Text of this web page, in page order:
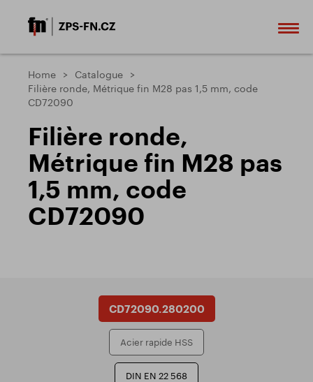
Home
Catalogue
Filière ronde, Métrique fin M28 pas 1,5 mm, code
CD72090
Filière ronde,
Métrique fin M28 pas
1,5 mm, code
CD72090
CD72090.280200
Acier rapide HSS
DIN EN 22 568